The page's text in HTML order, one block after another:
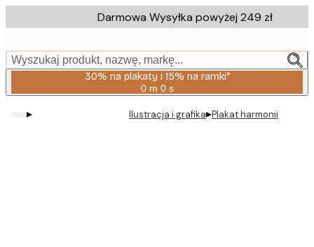
to
content.
Darmowa Wysyłka powyżej 249 zł
Wyszukaj produkt, nazwę, markę...
30% na plakaty i 15% na ramki*
0 m 0 s
Ważny
2026-
▸ Ilustracja i grafika▸Plakat harmonii